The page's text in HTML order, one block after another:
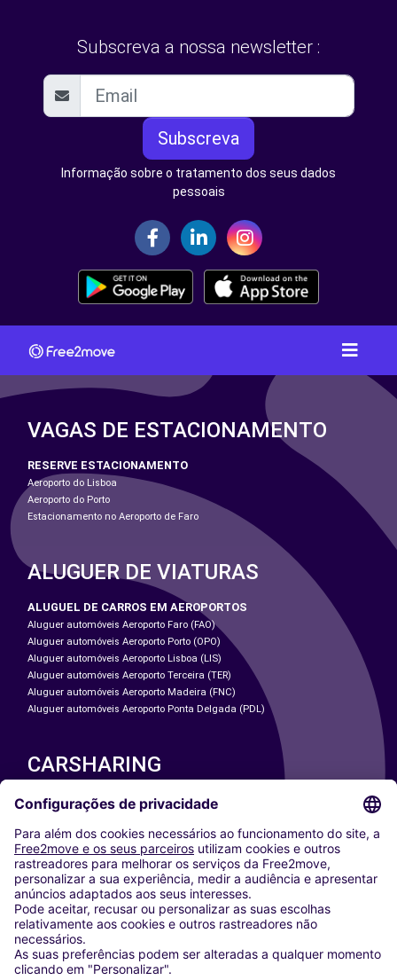
Subscreva a nossa newsletter :
Subscreva
Informação sobre o tratamento dos seus dados
pessoais
VAGAS DE ESTACIONAMENTO
RESERVE ESTACIONAMENTO
Aeroporto do Lisboa
Aeroporto do Porto
Estacionamento no Aeroporto de Faro
ALUGUER DE VIATURAS
ALUGUEL DE CARROS EM AEROPORTOS
Aluguer automóveis Aeroporto Faro (FAO)
Aluguer automóveis Aeroporto Porto (OPO)
Aluguer automóveis Aeroporto Lisboa (LIS)
Aluguer automóveis Aeroporto Terceira (TER)
Aluguer automóveis Aeroporto Madeira (FNC)
Aluguer automóveis Aeroporto Ponta Delgada (PDL)
CARSHARING
NOSSAS CIDADES
Washington DC
Milan
Rome
Turin
Vienna
Berlin
Cologne
Dusseldorf
Frankfurt